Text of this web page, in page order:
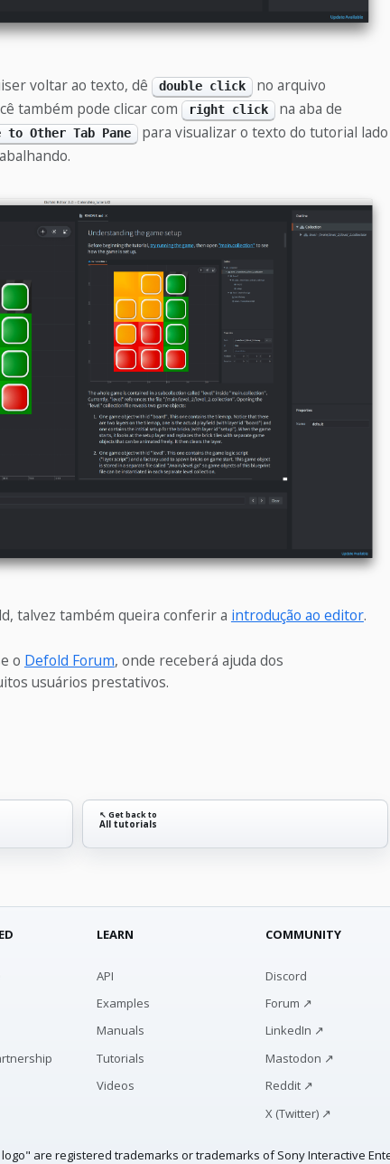
voltar ao texto, dê double click no arquivo
também pode clicar com right click na aba de
to Other Tab Pane para visualizar o texto do tutorial lado
talvez também queira conferir a introdução ao editor.
o Defold Forum, onde receberá ajuda dos
usuários prestativos.
↖ Get back to
All tutorials
LEARN
API
Examples
Manuals
Tutorials
Videos
COMMUNITY
Discord
Forum ↗
LinkedIn ↗
Mastodon ↗
Reddit ↗
X (Twitter) ↗
are registered trademarks or trademarks of Sony Interactive